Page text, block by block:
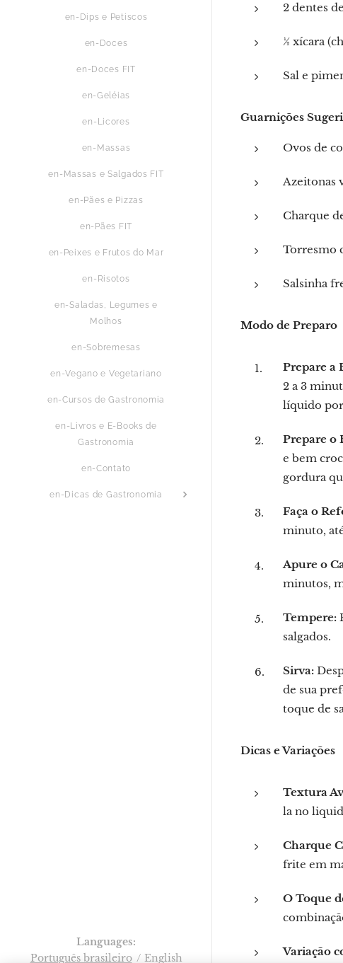
en-Dips e Petiscos
en-Doces
en-Doces FIT
en-Geléias
en-Licores
en-Massas
en-Massas e Salgados FIT
en-Pães e Pizzas
en-Pães FIT
en-Peixes e Frutos do Mar
en-Risotos
en-Saladas, Legumes e
Molhos
en-Sobremesas
en-Vegano e Vegetariano
en-Cursos de Gastronomia
en-Livros e E-Books de
Gastronomia
en-Contato
en-Dicas de Gastronomia
2 dentes
½ xícara
Sal e
Guarnições
Ovos de
Azeitonas
Charque
Torresmo
Salsinha
Modo de Preparo
Prepare a
2 a 3
líquido por
Prepare o
e bem
gordura
Faça o
minuto,
Apure o
minutos,
Tempere:
salgados.
Sirva:
de sua
toque de
Dicas e Variações
Textura
la no
Charque
frite em
O Toque
Variação
Languages
Português brasileiro
English